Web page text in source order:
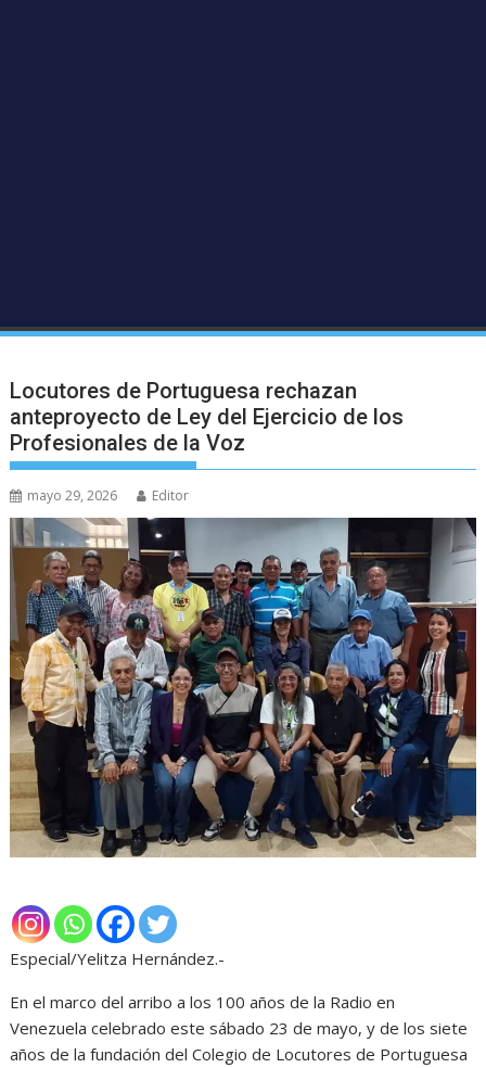
Locutores de Portuguesa rechazan
anteproyecto de Ley del Ejercicio de los
Profesionales de la Voz
mayo 29, 2026 Editor
Especial/Yelitza Hernández.-
En el marco del arribo a los 100 años de la Radio en
Venezuela celebrado este sábado 23 de mayo, y de los siete
años de la fundación del Colegio de Locutores de Portuguesa